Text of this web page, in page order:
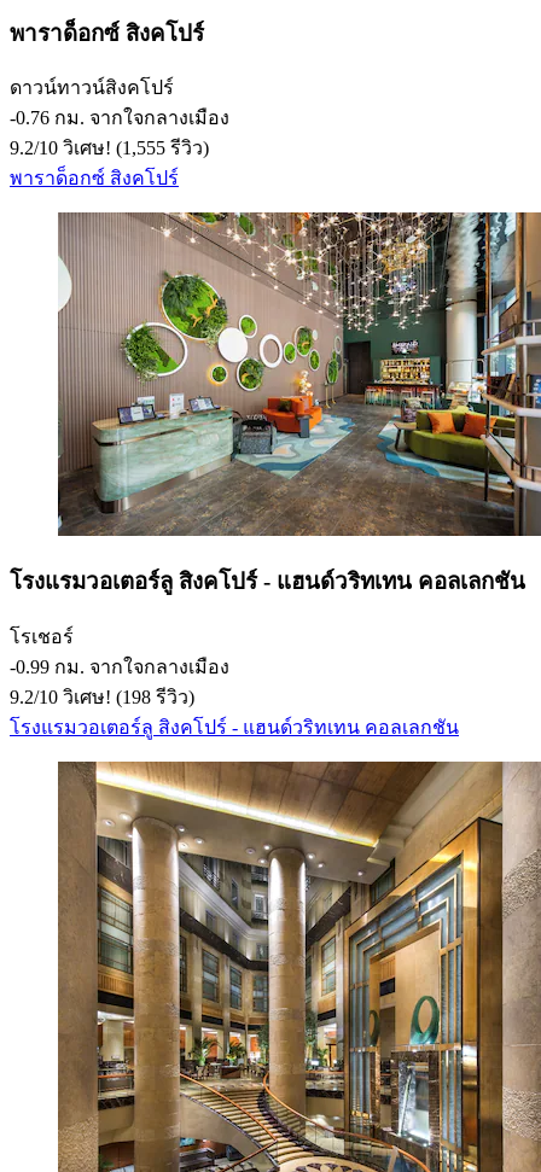
พาราด็อกซ์ สิงคโปร์
ดาวน์ทาวน์สิงคโปร์
‐0.76 กม. จากใจกลางเมือง
9.2/10 วิเศษ! (1,555 รีวิว)
พาราด็อกซ์ สิงคโปร์
โรงแรมวอเตอร์ลู สิงคโปร์ - แฮนด์วริทเทน คอลเลกชัน
โรเชอร์
‐0.99 กม. จากใจกลางเมือง
9.2/10 วิเศษ! (198 รีวิว)
โรงแรมวอเตอร์ลู สิงคโปร์ - แฮนด์วริทเทน คอลเลกชัน